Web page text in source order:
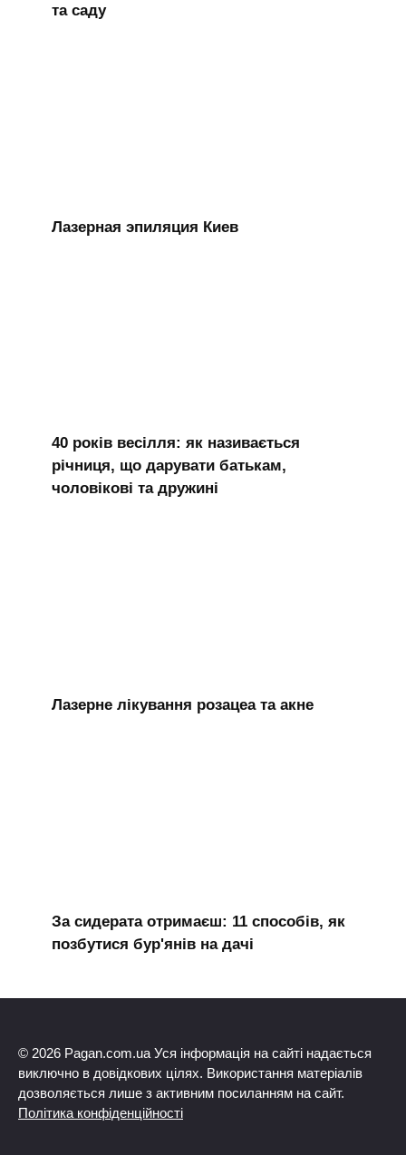
та саду
Лазерная эпиляция Киев
40 років весілля: як називається
річниця, що дарувати батькам,
чоловікові та дружині
Лазерне лікування розацеа та акне
За сидерата отримаєш: 11 способів, як
позбутися бур'янів на дачі
© 2026 Pagan.com.ua Уся інформація на сайті надається
виключно в довідкових цілях. Використання матеріалів
дозволяється лише з активним посиланням на сайт.
Політика конфіденційності